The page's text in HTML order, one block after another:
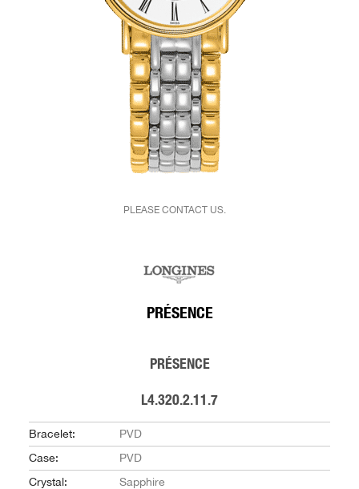
PLEASE CONTACT US.
PRÉSENCE
PRÉSENCE
L4.320.2.11.7
Bracelet:
PVD
Case:
PVD
Crystal:
Sapphire